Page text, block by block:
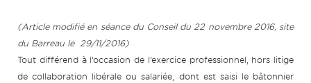
(Article modifié en séance du Conseil du 22 novembre 2016, site
du Barreau le 29/11/2016)
Tout différend à l’occasion de l’exercice professionnel, hors litige
de collaboration libérale ou salariée, dont est saisi le bâtonnier